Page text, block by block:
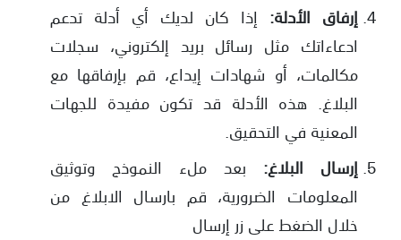
إرفاق الأدلة: إذا كان لديك أي أدلة تدعم
ادعاءاتك مثل رسائل بريد إلكتروني، سجلات
مكالمات، أو شهادات إيداع، قم بإرفاقها مع
البلاغ. هذه الأدلة قد تكون مفيدة للجهات
المعنية في التحقيق.
إرسال البلاغ: بعد ملء النموذج وتوثيق
المعلومات الضرورية، قم بارسال الابلاغ من
خلال الضغط على زر إرسال